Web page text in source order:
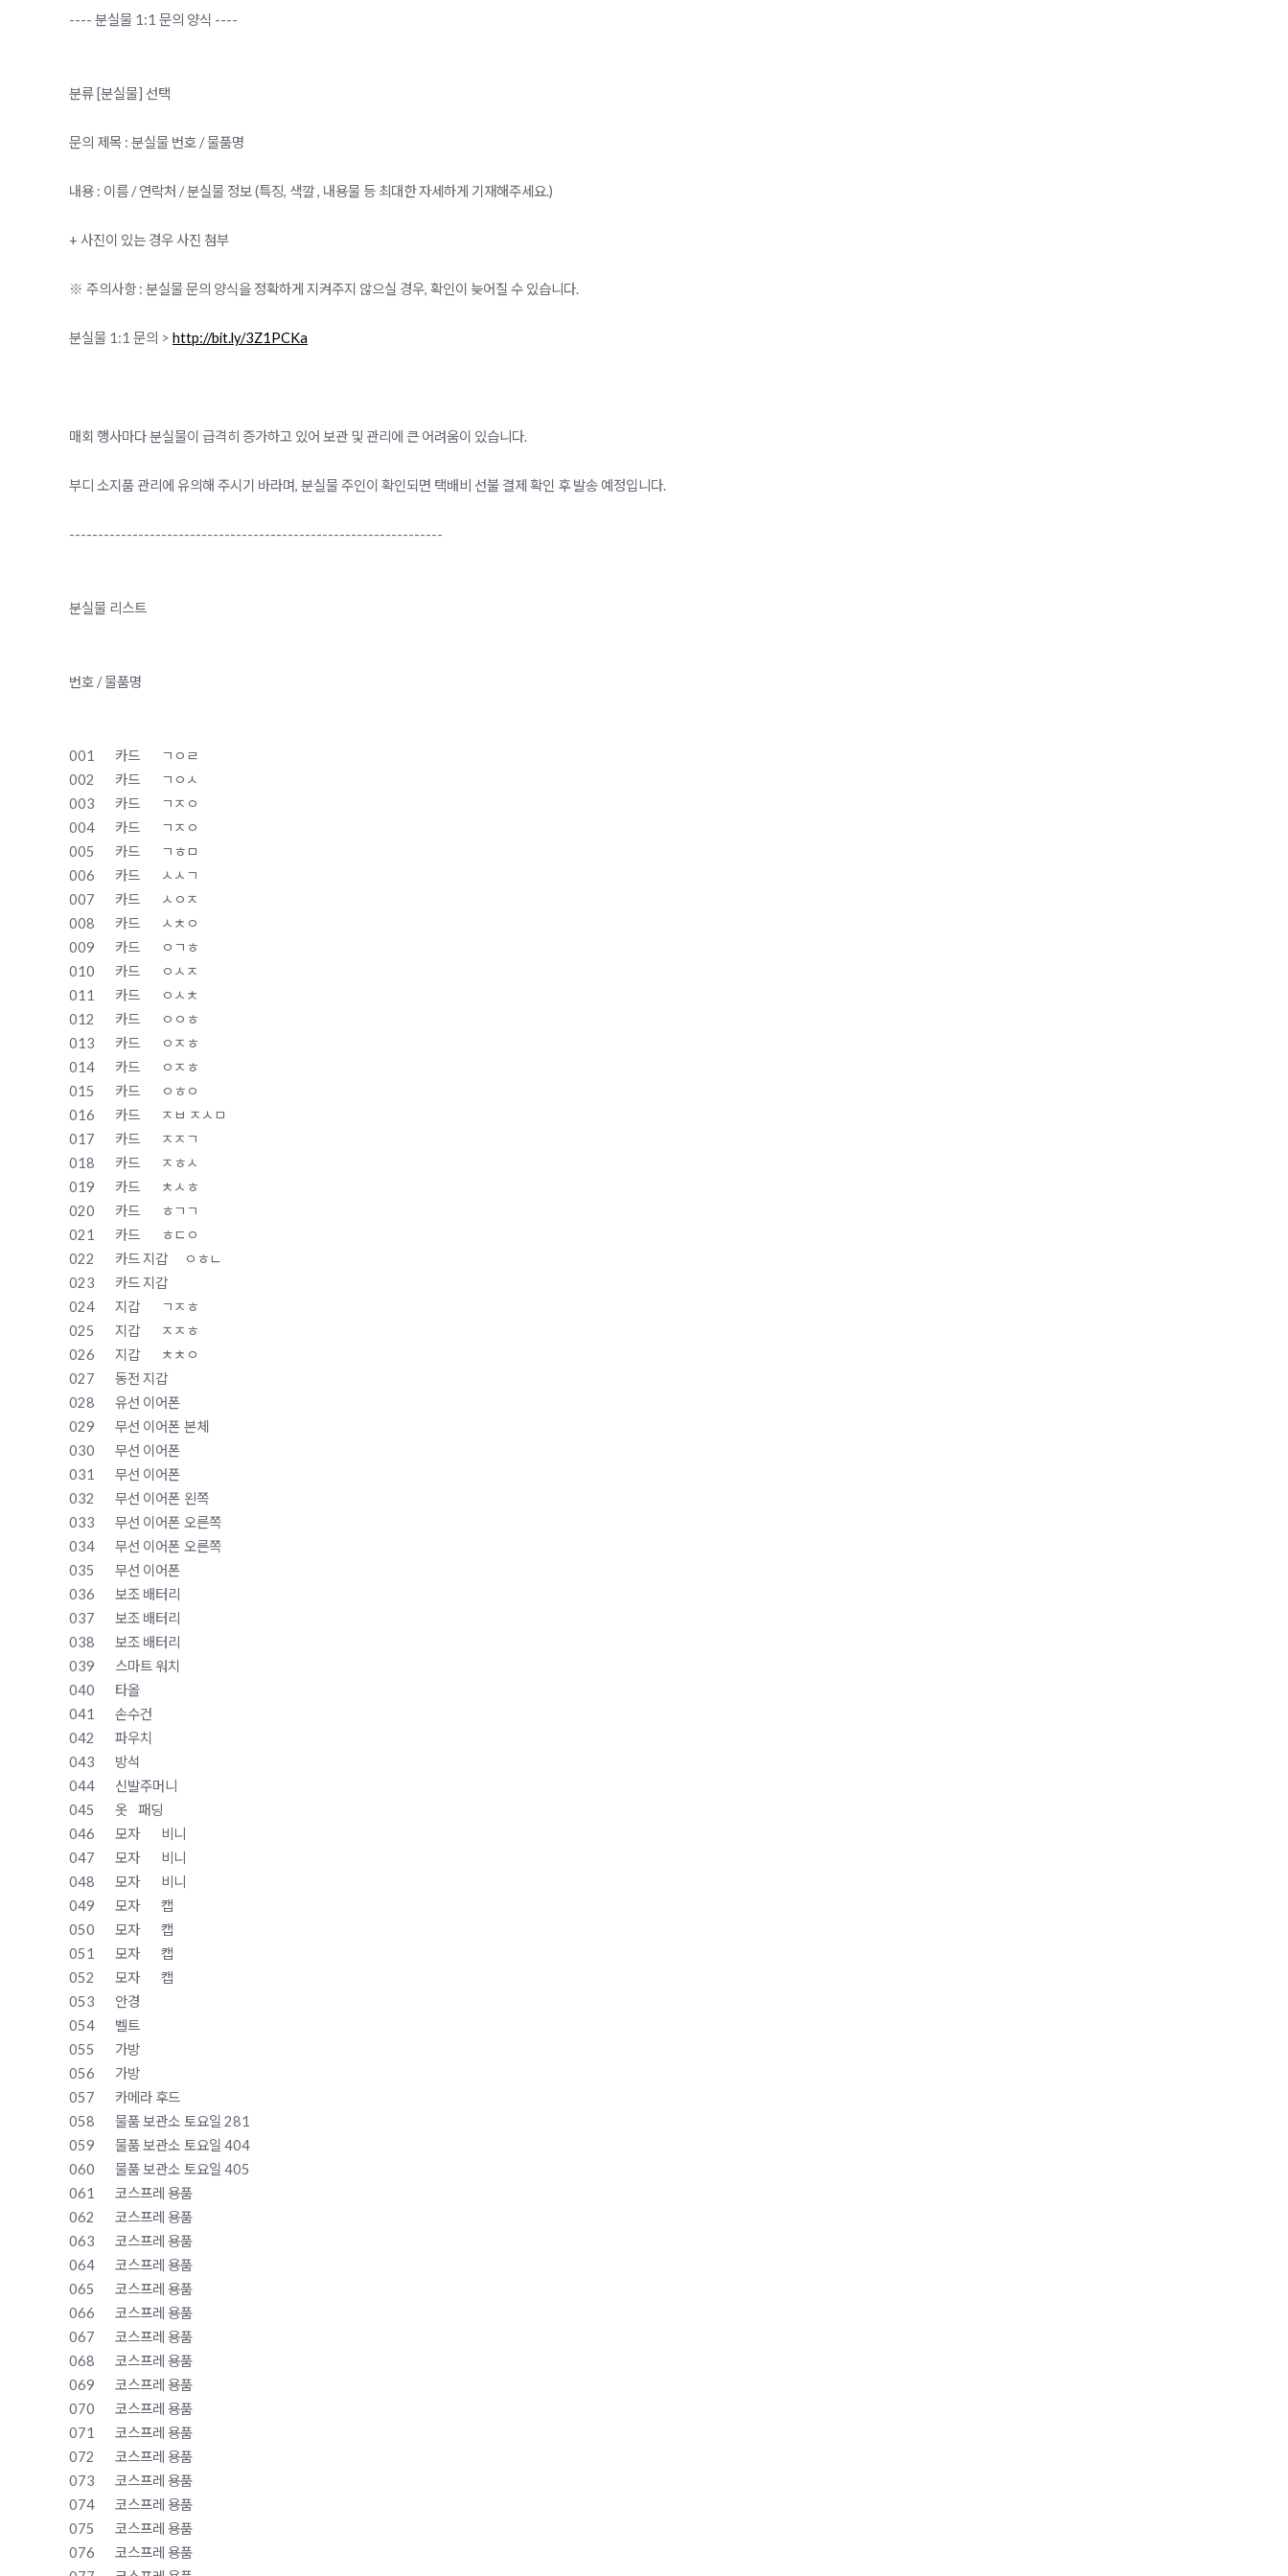
---- 분실물 1:1 문의 양식 ----
분류 [분실물] 선택
문의 제목 : 분실물 번호 / 물품명
내용 : 이름 / 연락처 / 분실물 정보 (특징, 색깔 , 내용물 등 최대한 자세하게 기재해주세요.)
+ 사진이 있는 경우 사진 첨부
※ 주의사항 : 분실물 문의 양식을 정확하게 지켜주지 않으실 경우, 확인이 늦어질 수 있습니다.
분실물 1:1 문의 > http://bit.ly/3Z1PCKa
매회 행사마다 분실물이 급격히 증가하고 있어 보관 및 관리에 큰 어려움이 있습니다.
부디 소지품 관리에 유의해 주시기 바라며, 분실물 주인이 확인되면 택배비 선불 결제 확인 후 발송 예정입니다.
-----------------------------------------------------------------
분실물 리스트
번호 / 물품명
001 카드
ㄱㅇㄹ
002
카드
ㄱㅇㅅ
003
카드
ㄱㅈㅇ
004
카드
ㄱㅈㅇ
005
카드
ㄱㅎㅁ
006
카드
ㅅㅅㄱ
007
카드
ㅅㅇㅈ
008
카드
ㅅㅊㅇ
009
카드
ㅇㄱㅎ
010
카드
ㅇㅅㅈ
011
카드
ㅇㅅㅊ
012
카드
ㅇㅇㅎ
013
카드
ㅇㅈㅎ
014
카드
ㅇㅈㅎ
015
카드
ㅇㅎㅇ
016
카드
ㅈㅂ ㅈㅅㅁ
017
카드
ㅈㅈㄱ
018
카드
ㅈㅎㅅ
019
카드
ㅊㅅㅎ
020
카드
ㅎㄱㄱ
021
카드
ㅎㄷㅇ
022
카드 지갑
ㅇㅎㄴ
023
카드 지갑
024
지갑
ㄱㅈㅎ
025
지갑
ㅈㅈㅎ
026
지갑
ㅊㅊㅇ
027
동전 지갑
028
유선 이어폰
029
무선 이어폰 본체
030
무선 이어폰
031
무선 이어폰
032
무선 이어폰 왼쪽
033
무선 이어폰 오른쪽
034
무선 이어폰 오른쪽
035
무선 이어폰
036
보조 배터리
037
보조 배터리
038
보조 배터리
039
스마트 워치
040
타올
041
손수건
042
파우치
043
방석
044
신발주머니
045
옷
패딩
046
모자
비니
047
모자
비니
048
모자
비니
049
모자
캡
050
모자
캡
051
모자
캡
052
모자
캡
053
안경
054
벨트
055
가방
056
가방
057
카메라 후드
058
물품 보관소 토요일 281
059
물품 보관소 토요일 404
060
물품 보관소 토요일 405
061
코스프레 용품
062
코스프레 용품
063
코스프레 용품
064
코스프레 용품
065
코스프레 용품
066
코스프레 용품
067
코스프레 용품
068
코스프레 용품
069
코스프레 용품
070
코스프레 용품
071
코스프레 용품
072
코스프레 용품
073
코스프레 용품
074
코스프레 용품
075
코스프레 용품
076
코스프레 용품